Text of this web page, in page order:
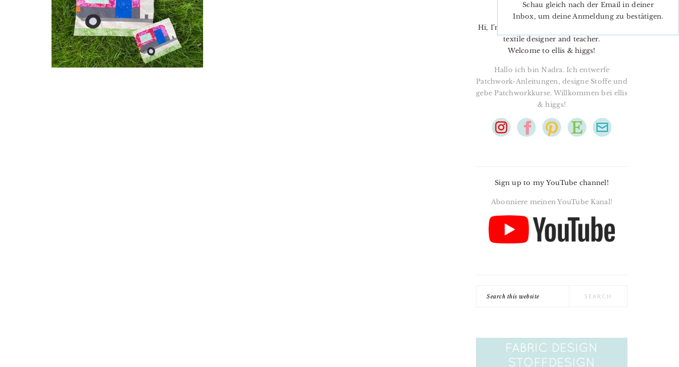
Hi, I’m Nadra. I’m a quilt pattern designer,
textile designer and teacher.
Welcome to ellis & higgs!
Hallo ich bin Nadra. Ich entwerfe
Patchwork-Anleitungen, designe Stoffe und
gebe Patchworkkurse. Willkommen bei ellis
& higgs!
Sign up to my YouTube channel!
Abonniere meinen YouTube Kanal!
Schau gleich nach der Email in deiner
Inbox, um deine Anmeldung zu bestätigen.